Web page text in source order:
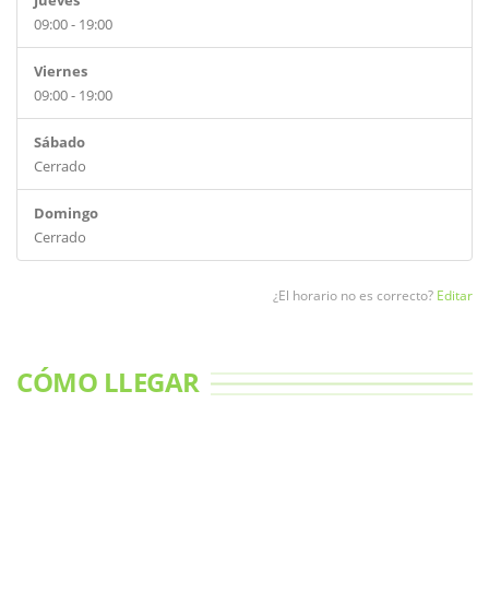
09:00 - 19:00
Viernes
09:00 - 19:00
Sábado
Cerrado
Domingo
Cerrado
¿El horario no es correcto? Editar
CÓMO LLEGAR